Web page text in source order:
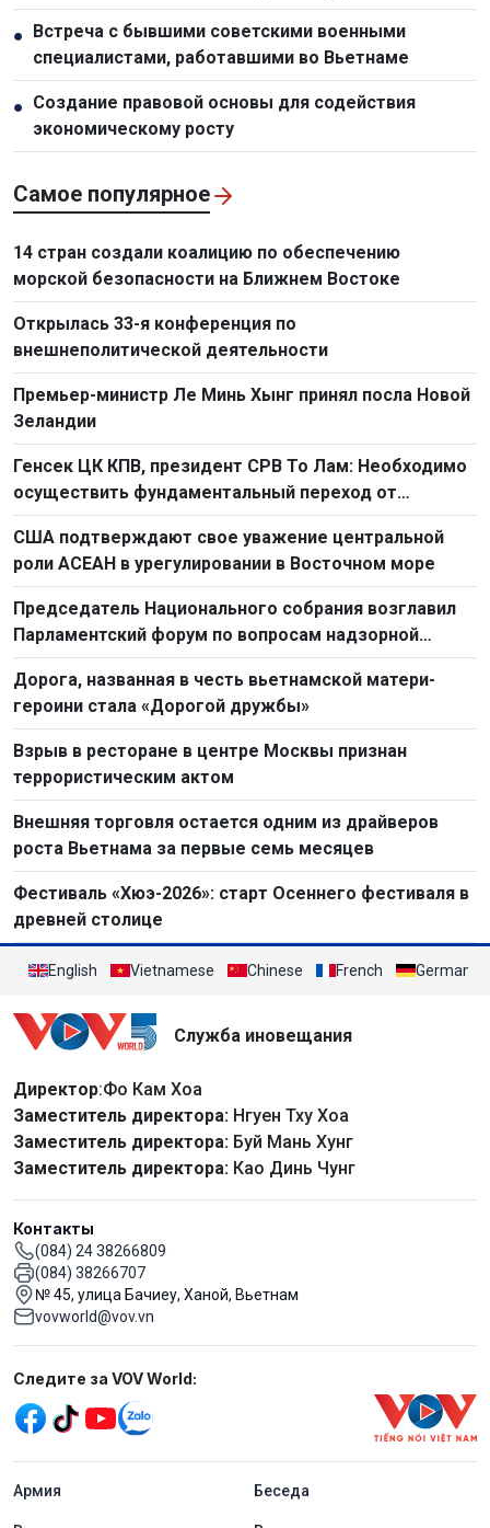
обновить планирование и организационную работу
по развитию инфраструктуры
● Встреча с бывшими советскими военными
специалистами, работавшими во Вьетнаме
● Создание правовой основы для содействия
экономическому росту
Самое популярное
14 стран создали коалицию по обеспечению
морской безопасности на Ближнем Востоке
Открылась 33-я конференция по
внешнеполитической деятельности
Премьер-министр Ле Минь Хынг принял посла Новой
Зеландии
Генсек ЦК КПВ, президент СРВ То Лам: Необходимо
осуществить фундаментальный переход от
простого труда к созидательному труду
США подтверждают свое уважение центральной
роли АСЕАН в урегулировании в Восточном море
Председатель Национального собрания возглавил
Парламентский форум по вопросам надзорной
деятельности 2026 г.
Дорога, названная в честь вьетнамской матери-
героини стала «Дорогой дружбы»
Взрыв в ресторане в центре Москвы признан
террористическим актом
Внешняя торговля остается одним из драйверов
роста Вьетнама за первые семь месяцев
Фестиваль «Хюэ-2026»: старт Осеннего фестиваля в
древней столице
English Vietnamese Chinese French German
Служба иновещания
Директор:Фо Кам Хоа
Заместитель директора: Нгуен Тху Хоа
Заместитель директора: Буй Мань Хунг
Заместитель директора: Као Динь Чунг
Контакты
(084) 24 38266809
(084) 38266707
№ 45, улица Бачиеу, Ханой, Вьетнам
vovworld@vov.vn
Mạng xã hội
Следите за VOV World:
menu footer tiếng Nga
Aрмия Беседа